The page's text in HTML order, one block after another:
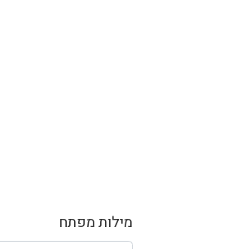
מילות מפתח